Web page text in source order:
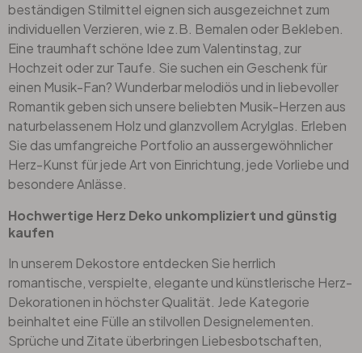
beständigen Stilmittel eignen sich ausgezeichnet zum
individuellen Verzieren, wie z.B. Bemalen oder Bekleben.
Eine traumhaft schöne Idee zum Valentinstag, zur
Hochzeit oder zur Taufe. Sie suchen ein Geschenk für
einen Musik-Fan? Wunderbar melodiös und in liebevoller
Romantik geben sich unsere beliebten Musik-Herzen aus
naturbelassenem Holz und glanzvollemAcrylglas . Erleben
Sie das umfangreiche Portfolio an aussergewöhnlicher
Herz-Kunst für jede Art von Einrichtung, jede Vorliebe und
besondere Anlässe.
Hochwertige Herz Deko unkompliziert und günstig
kaufen
In unserem Dekostore entdecken Sie herrlich
romantische, verspielte, elegante und künstlerische Herz-
Dekorationen in höchster Qualität. Jede Kategorie
beinhaltet eine Fülle an stilvollen Designelementen.
Sprüche und Zitate überbringen Liebesbotschaften,